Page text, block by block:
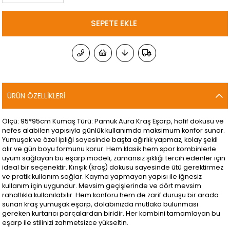
ÜRÜN ÖZELLIKLERI
Ölçü: 95*95cm Kumaş Türü: Pamuk Aura Kraş Eşarp, hafif dokusu ve
nefes alabilen yapısıyla günlük kullanımda maksimum konfor sunar.
Yumuşak ve özel ipliği sayesinde başta ağırlık yapmaz, kolay şekil
alır ve gün boyu formunu korur. Hem klasik hem spor kombinlerle
uyum sağlayan bu eşarp modeli, zamansız şıklığı tercih edenler için
ideal bir seçenektir. Kırışık (kraş) dokusu sayesinde ütü gerektirmez
ve pratik kullanım sağlar. Kayma yapmayan yapısı ile iğnesiz
kullanım için uygundur. Mevsim geçişlerinde ve dört mevsim
rahatlıkla kullanılabilir. Hem konforu hem de zarif duruşu bir arada
sunan kraş yumuşak eşarp, dolabınızda mutlaka bulunması
gereken kurtarıcı parçalardan biridir. Her kombini tamamlayan bu
eşarp ile stilinizi zahmetsizce yükseltin.